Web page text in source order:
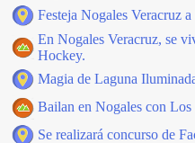
Festeja Nogales Veracruz
En Nogales Veracruz, se
Hockey.
Magia de Laguna
Bailan en Nogales con
Se realizará concurso de